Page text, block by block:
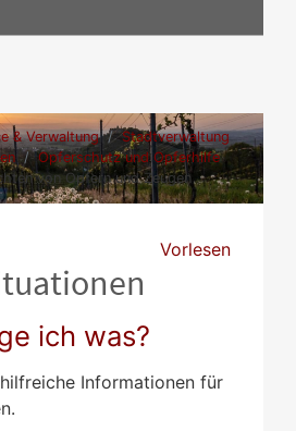
& Verwaltung
Stadtverwaltung
Opferschutz und Opferhilfe
von Opfern und Zeugen
Vorlesen
ich was?
Informationen für